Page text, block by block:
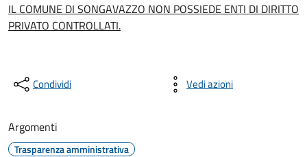
IL COMUNE DI SONGAVAZZO NON POSSIEDE ENTI DI DIRITTO
PRIVATO CONTROLLATI.
Condividi Vedi azioni
Argomenti
Trasparenza amministrativa